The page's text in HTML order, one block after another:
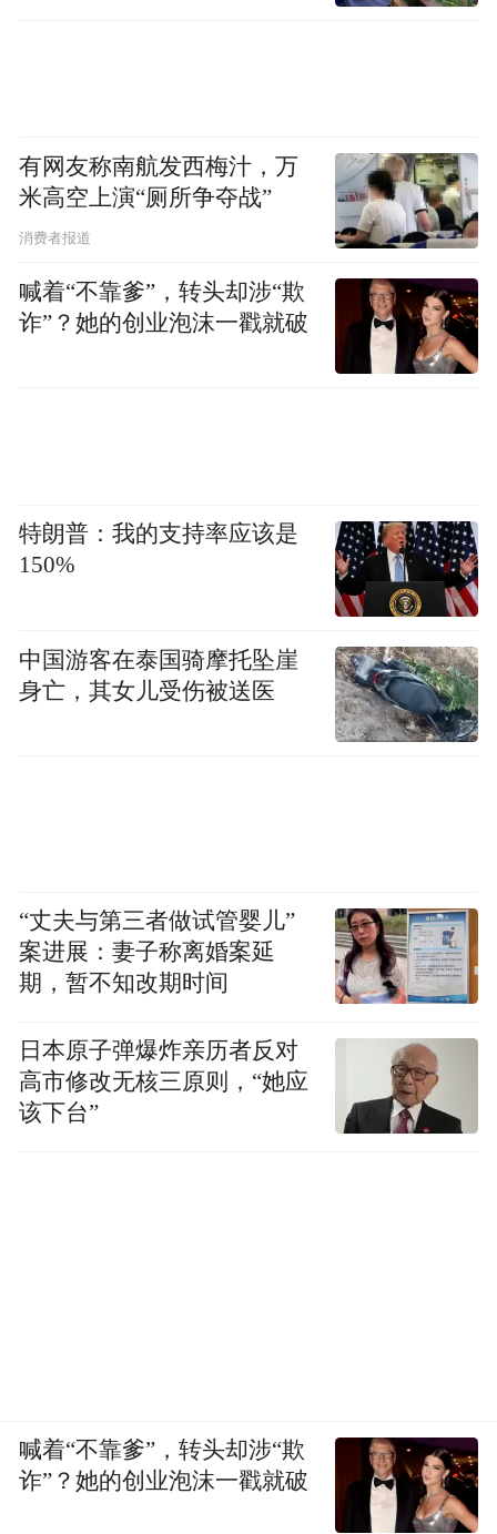
有网友称南航发西梅汁，万
米高空上演“厕所争夺战”
消费者报道
喊着“不靠爹”，转头却涉“欺
诈”？她的创业泡沫一戳就破
特朗普：我的支持率应该是
150%
中国游客在泰国骑摩托坠崖
身亡，其女儿受伤被送医
“丈夫与第三者做试管婴儿”
案进展：妻子称离婚案延
期，暂不知改期时间
日本原子弹爆炸亲历者反对
高市修改无核三原则，“她应
该下台”
喊着“不靠爹”，转头却涉“欺
诈”？她的创业泡沫一戳就破